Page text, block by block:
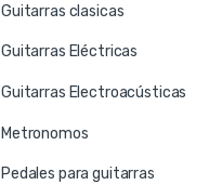
Guitarras clasicas
Guitarras Eléctricas
Guitarras Electroacústicas
Metronomos
Pedales para guitarras